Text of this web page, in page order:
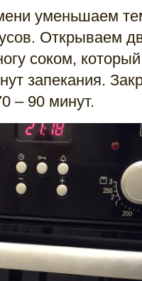
уменьшаем
Открываем
соком,
запекания.
– 90 минут.